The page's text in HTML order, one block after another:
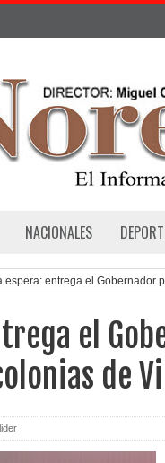
NACIONALES
espera: entrega el Gobernador
el
de